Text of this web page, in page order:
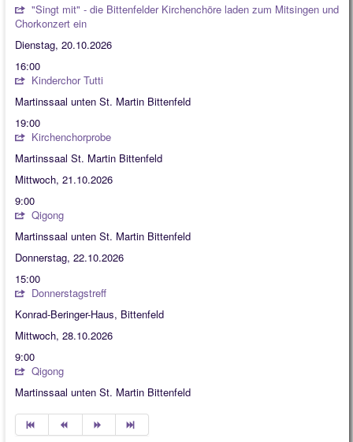
"Singt mit" - die Bittenfelder Kirchenchöre laden zum Mitsingen und
Chorkonzert ein
Dienstag, 20.10.2026
16:00
Kinderchor Tutti
Martinssaal unten St. Martin Bittenfeld
19:00
Kirchenchorprobe
Martinssaal St. Martin Bittenfeld
Mittwoch, 21.10.2026
9:00
Qigong
Martinssaal unten St. Martin Bittenfeld
Donnerstag, 22.10.2026
15:00
Donnerstagstreff
Konrad-Beringer-Haus, Bittenfeld
Mittwoch, 28.10.2026
9:00
Qigong
Martinssaal unten St. Martin Bittenfeld